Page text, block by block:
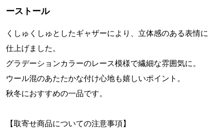
ーストール
くしゅくしゅとしたギャザーにより、立体感のある表情に
仕上げました。
グラデーションカラーのレース模様で繊細な雰囲気に。
ウール混のあたたかな付け心地も嬉しいポイント。
秋冬におすすめの一品です。
【取寄せ商品についての注意事項】